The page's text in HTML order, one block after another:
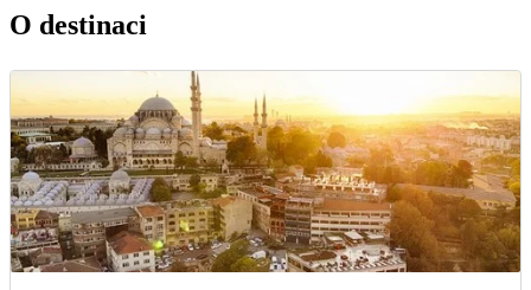
O destinaci